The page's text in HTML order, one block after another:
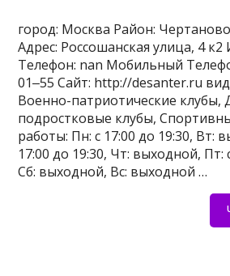
город: Москва Район:
Адрес: Россошанская улица, 4 к2
Телефон: nan Мобильный
01‒55 Сайт: http://desanter.ru
Военно-патриотические клубы,
подростковые клубы,
работы: Пн: с 17:00 до 19:30, Вт:
17:00 до 19:30, Чт: выходной, Пт:
Сб: выходной, Вс: выходной …